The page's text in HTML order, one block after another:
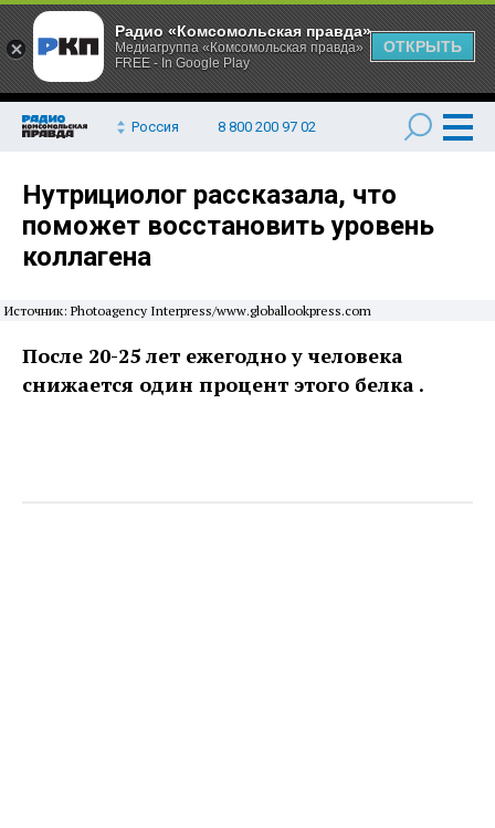
Россия 8 800 200 97 02
Нутрициолог рассказала, что
поможет восстановить уровень
коллагена
Источник: Photoagency Interpress/www.globallookpress.com
После 20-25 лет ежегодно у человека
снижается один процент этого белка .
Радио «Комсомольская правда»
Медиагруппа «Комсомольская правда»
FREE - In Google Play
ОТКРЫТЬ